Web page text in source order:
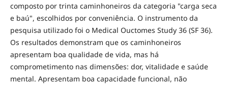
composto por trinta caminhoneiros da categoria "carga seca
e baú", escolhidos por conveniência. O instrumento da
pesquisa utilizado foi o Medical Ouctomes Study 36 (SF 36).
Os resultados demonstram que os caminhoneiros
apresentam boa qualidade de vida, mas há
comprometimento nas dimensões: dor, vitalidade e saúde
mental. Apresentam boa capacidade funcional, não